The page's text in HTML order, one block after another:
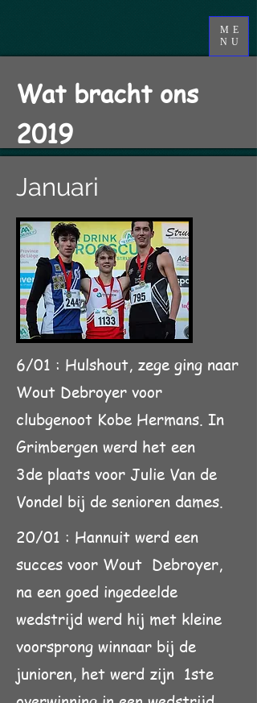
ME
NU
Wat bracht ons
2019
veldloopseizoen
Januari
6/01 : Hulshout, zege ging naar
Wout Debroyer voor
clubgenoot Kobe Hermans. In
Grimbergen werd het een
3de plaats voor Julie Van de
Vondel bij de senioren dames.
20/01 : Hannuit werd een
succes voor Wout Debroyer,
na een goed ingedeelde
wedstrijd werd hij met kleine
voorsprong winnaar bij de
junioren, het werd zijn 1ste